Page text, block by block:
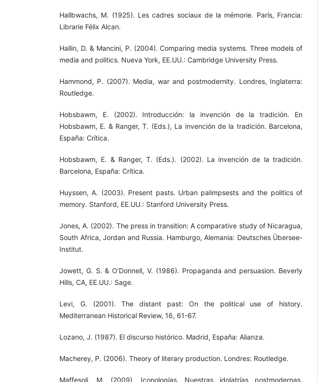
Hallbwachs, M. (1925). Les cadres sociaux de la mémorie. París, Francia:
Librarie Félix Alcan.
Hallin, D. & Mancini, P. (2004). Comparing media systems. Three models of
media and politics. Nueva York, EE.UU.: Cambridge University Press.
Hammond, P. (2007). Media, war and postmodernity. Londres, Inglaterra:
Routledge.
Hobsbawm, E. (2002). Introducción: la invención de la tradición. En
Hobsbawm, E. & Ranger, T. (Eds.), La invención de la tradición. Barcelona,
España: Crítica.
Hobsbawm, E. & Ranger, T. (Eds.). (2002). La invención de la tradición.
Barcelona, España: Crítica.
Huyssen, A. (2003). Present pasts. Urban palimpsests and the politics of
memory. Stanford, EE.UU.: Stanford University Press.
Jones, A. (2002). The press in transition: A comparative study of Nicaragua,
South Africa, Jordan and Russia. Hamburgo, Alemania: Deutsches Übersee-
Institut.
Jowett, G. S. & O’Donnell, V. (1986). Propaganda and persuasion. Beverly
Hills, CA, EE.UU.: Sage.
Levi, G. (2001). The distant past: On the political use of history.
Mediterranean Historical Review, 16, 61-67.
Lozano, J. (1987). El discurso histórico. Madrid, España: Alianza.
Macherey, P. (2006). Theory of literary production. Londres: Routledge.
Maffesoli, M. (2009). Iconologías. Nuestras idolatrías postmodernas.